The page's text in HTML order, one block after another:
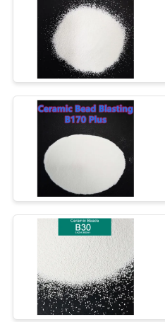
POLITICA
SULLA
PRIVACY